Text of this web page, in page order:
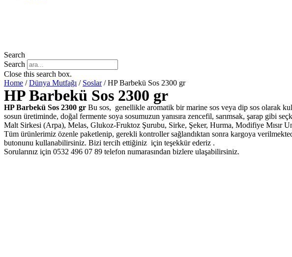
Search
Search
Close this search box.
Home /Dünya Mutfağı / Soslar/ HP Barbekü Sos 2300 gr
HP Barbekü Sos 2300 gr
HP Barbekü Sos 2300 gr Bu sos, genellikle aromatik bir marine sos veya dip sos olarak
sosun üretiminde, doğal fermente soya sosumuzun yanısıra zencefil, sarımsak, şarap gibi
Malt Sirkesi (Arpa), Melas, Glukoz-Fruktoz Şurubu, Sirke, Şeker, Hurma, Modifiye Mısır
Tüm ürünlerimiz özenle paketlenip, gerekli kontroller sağlandıktan sonra kargoya
butonunu kullanabilirsiniz. Bizi tercih ettiğiniz için teşekkür ederiz .
Sorularınız için 0532 496 07 89 telefon numarasından bizlere ulaşabilirsiniz.